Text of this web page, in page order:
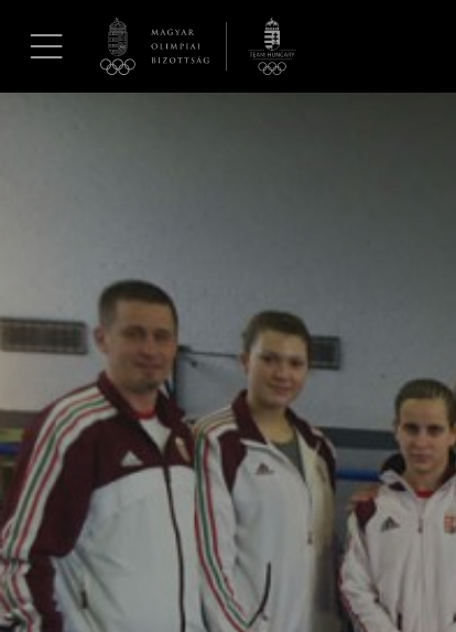
Los Angeles 2028
MOB
Kettőskarrier-program
Társszervezetek